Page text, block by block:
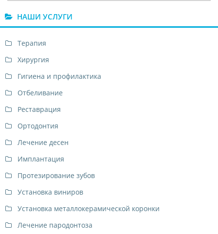
НАШИ УСЛУГИ
Терапия
Хирургия
Гигиена и профилактика
Отбеливание
Реставрация
Ортодонтия
Лечение десен
Имплантация
Протезирование зубов
Установка виниров
Установка металлокерамической коронки
Лечение пародонтоза